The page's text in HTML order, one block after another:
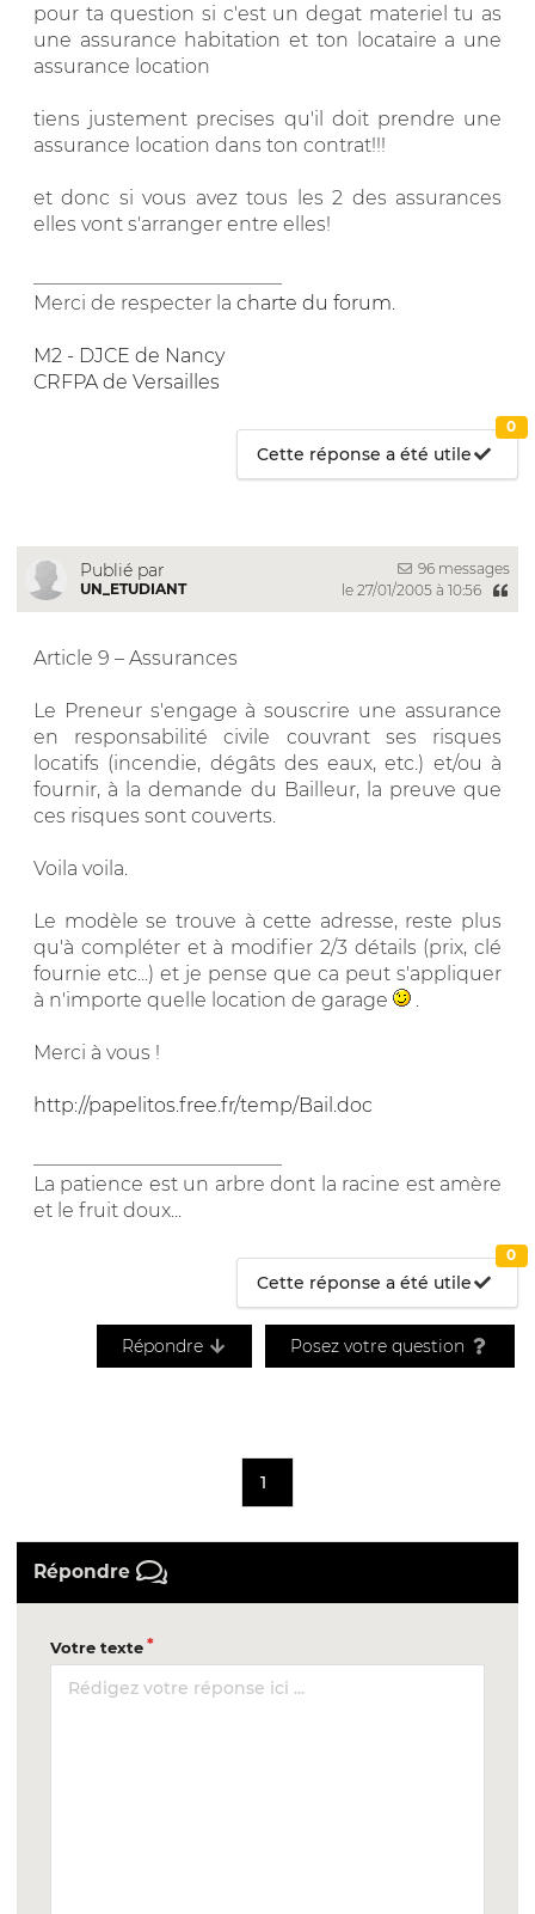
pour ta question si c'est un degat materiel tu as
une assurance habitation et ton locataire a une
assurance location
tiens justement precises qu'il doit prendre une
assurance location dans ton contrat!!!
et donc si vous avez tous les 2 des assurances
elles vont s'arranger entre elles!
Merci de respecter la charte du forum
M2 - DJCE de Nancy
CRFPA de Versailles
Cette réponse a été utile
0
Publié par
UN_ETUDIANT
96 messages
le 27/01/2005 à 10:56
Article 9 – Assurances
Le Preneur s'engage à souscrire une assurance
en responsabilité civile couvrant ses risques
locatifs (incendie, dégâts des eaux, etc.) et/ou à
fournir, à la demande du Bailleur, la preuve que
ces risques sont couverts.
Voila voila.
Le modèle se trouve à cette adresse, reste plus
qu'à compléter et à modifier 2/3 détails (prix, clé
fournie etc...) et je pense que ca peut s'appliquer
à n'importe quelle location de garage
Merci à vous !
http://papelitos.free.fr/temp/Bail.doc
La patience est un arbre dont la racine est amère
et le fruit doux...
Cette réponse a été utile
0
Répondre Posez votre question
1
Répondre
Votre texte